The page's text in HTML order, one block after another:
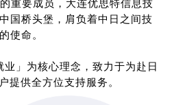
国桥头堡，肩负着中日之间技
使命。
」为核心理念，致力于为赴日
提供全方位支持服务。